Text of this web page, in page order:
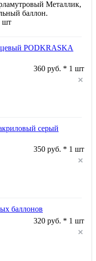
Металлик,
баллон.
шт
PODKRASKA
360 руб. * 1 шт
серый
350 руб. * 1 шт
баллонов
320 руб. * 1 шт